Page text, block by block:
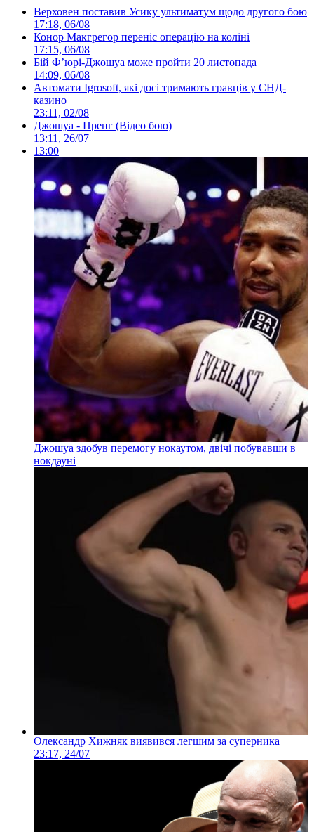
Верховен поставив Усику ультиматум щодо другого бою
17:18, 06/08
Конор Макгрегор переніс операцію на коліні
17:15, 06/08
Бій Ф’юрі-Джошуа може пройти 20 листопада
14:09, 06/08
Автомати Igrosoft, які досі тримають гравців у СНД-
казино
23:11, 02/08
Джошуа - Пренг (Відео бою)
13:11, 26/07
13:00
Джошуа здобув перемогу нокаутом, двічі побувавши в
нокдауні
Олександр Хижняк виявився легшим за суперника
23:17, 24/07